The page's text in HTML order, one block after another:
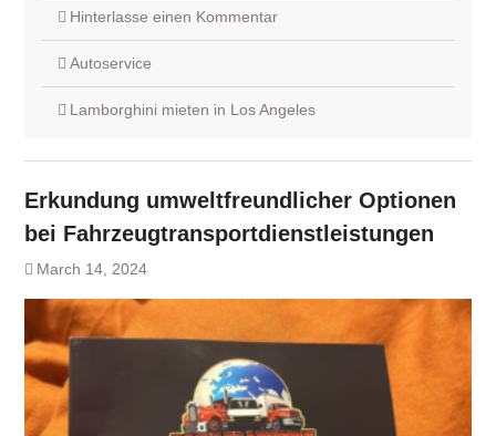
Hinterlasse einen Kommentar
Autoservice
Lamborghini mieten in Los Angeles
Erkundung umweltfreundlicher Optionen
bei Fahrzeugtransportdienstleistungen
March 14, 2024